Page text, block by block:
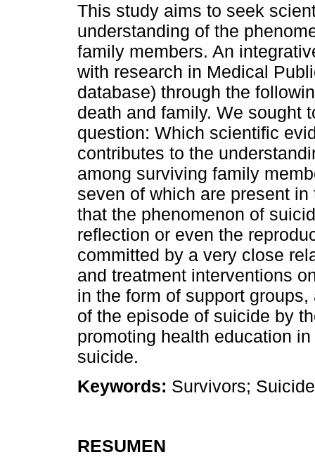
This study aims to seek
understanding of the
family members. An
with research in Medical
database) through the
death and family. We sought
question: Which scientific
contributes to the
among surviving family
seven of which are present
that the phenomenon of
reflection or even the
committed by a very close
and treatment interventions
in the form of support
of the episode of suicide by
promoting health education
suicide.
Keywords: Survivors;
RESUMEN